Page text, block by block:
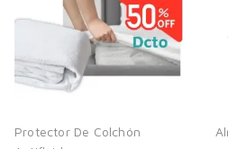
Protector De Colchón